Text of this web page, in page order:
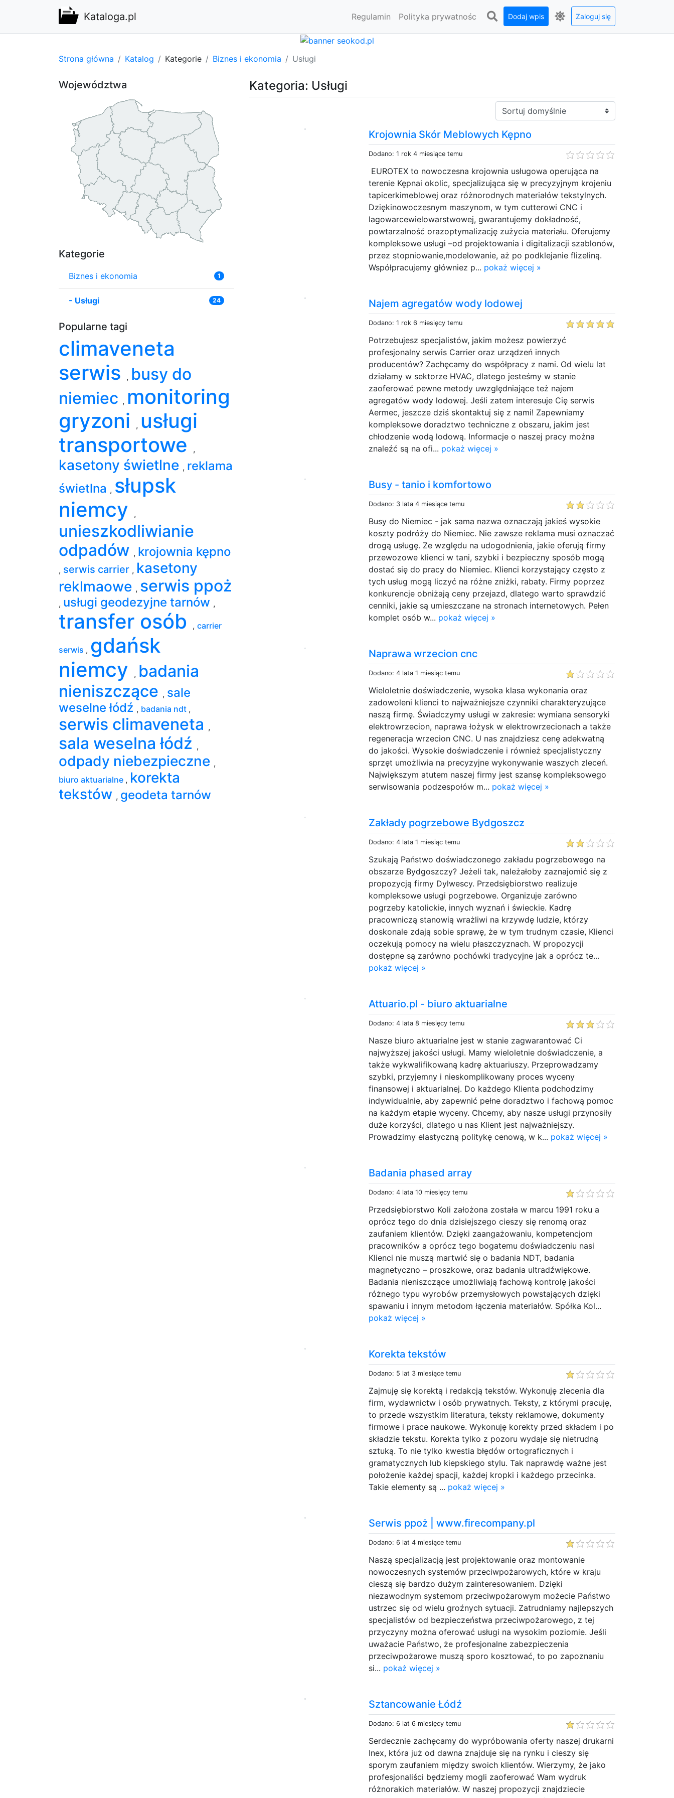
Kataloga.pl Regulamin Polityka prywatnośc Dodaj wpis Zaloguj się
Strona główna Katalog Kategorie Biznes i ekonomia Usługi
Kategoria: Usługi
Sortuj:
Krojownia Skór Meblowych Kępno
Dodano: 1 rok 4 miesiące temu
EUROTEX to nowoczesna krojownia usługowa operująca na
terenie Kępnai okolic, specjalizująca się w precyzyjnym krojeniu
tapicerkimeblowej oraz różnorodnych materiałów tekstylnych.
Dziękinowoczesnym maszynom, w tym cutterowi CNC i
lagowarcewielowarstwowej, gwarantujemy dokładność,
powtarzalność orazoptymalizację zużycia materiału. Oferujemy
kompleksowe usługi –od projektowania i digitalizacji szablonów,
przez stopniowanie,modelowanie, aż po podklejanie flizeliną.
Współpracujemy główniez p... pokaż więcej »
Najem agregatów wody lodowej
Dodano: 1 rok 6 miesięcy temu
Potrzebujesz specjalistów, jakim możesz powierzyć
profesjonalny serwis Carrier oraz urządzeń innych
producentów? Zachęcamy do współpracy z nami. Od wielu lat
działamy w sektorze HVAC, dlatego jesteśmy w stanie
zaoferować pewne metody uwzględniające też najem
agregatów wody lodowej. Jeśli zatem interesuje Cię serwis
Aermec, jeszcze dziś skontaktuj się z nami! Zapewniamy
kompleksowe doradztwo techniczne z obszaru, jakim jest
chłodzenie wodą lodową. Informacje o naszej pracy można
znaleźć są na ofi... pokaż więcej »
Busy - tanio i komfortowo
Dodano: 3 lata 4 miesiące temu
Busy do Niemiec - jak sama nazwa oznaczają jakieś wysokie
koszty podróży do Niemiec. Nie zawsze reklama musi oznaczać
drogą usługę. Ze względu na udogodnienia, jakie oferują firmy
przewozowe klienci w tani, szybki i bezpieczny sposób mogą
dostać się do pracy do Niemiec. Klienci korzystający często z
tych usług mogą liczyć na różne zniżki, rabaty. Firmy poprzez
konkurencje obniżają ceny przejazd, dlatego warto sprawdzić
cenniki, jakie są umieszczane na stronach internetowych. Pełen
komplet osób w... pokaż więcej »
Naprawa wrzecion cnc
Dodano: 4 lata 1 miesiąc temu
Wieloletnie doświadczenie, wysoka klasa wykonania oraz
zadowoleni klienci to najważniejsze czynniki charakteryzujące
naszą firmę. Świadczymy usługi w zakresie: wymiana sensoryki
elektrowrzecion, naprawa łożysk w elektrowrzecionach a także
regeneracja wrzecion CNC. U nas znajdziesz cenę adekwatną
do jakości. Wysokie doświadczenie i również specjalistyczny
sprzęt umożliwia na precyzyjne wykonywanie waszych zleceń.
Największym atutem naszej firmy jest szansę kompleksowego
serwisowania podzespołów m... pokaż więcej »
Zakłady pogrzebowe Bydgoszcz
Dodano: 4 lata 1 miesiąc temu
Szukają Państwo doświadczonego zakładu pogrzebowego na
obszarze Bydgoszczy? Jeżeli tak, należałoby zaznajomić się z
propozycją firmy Dylwescy. Przedsiębiorstwo realizuje
kompleksowe usługi pogrzebowe. Organizuje zarówno
pogrzeby katolickie, innych wyznań i świeckie. Kadrę
pracowniczą stanowią wrażliwi na krzywdę ludzie, którzy
doskonale zdają sobie sprawę, że w tym trudnym czasie, Klienci
oczekują pomocy na wielu płaszczyznach. W propozycji
dostępne są zarówno pochówki tradycyjne jak a oprócz te...
pokaż więcej »
Attuario.pl - biuro aktuarialne
Dodano: 4 lata 8 miesięcy temu
Nasze biuro aktuarialne jest w stanie zagwarantować Ci
najwyższej jakości usługi. Mamy wieloletnie doświadczenie, a
także wykwalifikowaną kadrę aktuariuszy. Przeprowadzamy
szybki, przyjemny i nieskomplikowany proces wyceny
finansowej i aktuarialnej. Do każdego Klienta podchodzimy
indywidualnie, aby zapewnić pełne doradztwo i fachową pomoc
na każdym etapie wyceny. Chcemy, aby nasze usługi przynosiły
duże korzyści, dlatego u nas Klient jest najważniejszy.
Prowadzimy elastyczną politykę cenową, w k... pokaż więcej »
Badania phased array
Dodano: 4 lata 10 miesięcy temu
Przedsiębiorstwo Koli założona została w marcu 1991 roku a
oprócz tego do dnia dzisiejszego cieszy się renomą oraz
zaufaniem klientów. Dzięki zaangażowaniu, kompetencjom
pracowników a oprócz tego bogatemu doświadczeniu nasi
Klienci nie muszą martwić się o badania NDT, badania
magnetyczno – proszkowe, oraz badania ultradźwiękowe.
Badania nieniszczące umożliwiają fachową kontrolę jakości
różnego typu wyrobów przemysłowych powstających dzięki
spawaniu i innym metodom łączenia materiałów. Spółka Kol...
pokaż więcej »
Korekta tekstów
Dodano: 5 lat 3 miesiące temu
Zajmuję się korektą i redakcją tekstów. Wykonuję zlecenia dla
firm, wydawnictw i osób prywatnych. Teksty, z którymi pracuję,
to przede wszystkim literatura, teksty reklamowe, dokumenty
firmowe i prace naukowe. Wykonuję korekty przed składem i po
składzie tekstu. Korekta tylko z pozoru wydaje się nietrudną
sztuką. To nie tylko kwestia błędów ortograficznych i
gramatycznych lub kiepskiego stylu. Tak naprawdę ważne jest
położenie każdej spacji, każdej kropki i każdego przecinka.
Takie elementy są ... pokaż więcej »
Serwis ppoż | www.firecompany.pl
Dodano: 6 lat 4 miesiące temu
Naszą specjalizacją jest projektowanie oraz montowanie
nowoczesnych systemów przeciwpożarowych, które w kraju
cieszą się bardzo dużym zainteresowaniem. Dzięki
niezawodnym systemom przeciwpożarowym możecie Państwo
ustrzec się od wielu groźnych sytuacji. Zatrudniamy najlepszych
specjalistów od bezpieczeństwa przeciwpożarowego, z tej
przyczyny można oferować usługi na wysokim poziomie. Jeśli
uważacie Państwo, że profesjonalne zabezpieczenia
przeciwpożarowe muszą sporo kosztować, to po zapoznaniu
si... pokaż więcej »
Sztancowanie Łódź
Dodano: 6 lat 6 miesięcy temu
Serdecznie zachęcamy do wypróbowania oferty naszej drukarni
Inex, która już od dawna znajduje się na rynku i cieszy się
sporym zaufaniem między swoich klientów. Wierzymy, że jako
profesjonaliści będziemy mogli zaoferować Wam wydruk
różnorakich materiałów. W naszej propozycji znajdziecie
Województwa
Kategorie
Biznes i ekonomia 1
- Usługi 24
Popularne tagi
climaveneta
serwis
, busy do
niemiec , monitoring
gryzoni
, usługi
transportowe
,
kasetony świetlne , reklama
świetlna , słupsk
niemcy
,
unieszkodliwianie
odpadów , krojownia kępno
, serwis carrier , kasetony
reklmaowe , serwis ppoż
, usługi geodezyjne tarnów ,
transfer osób , carrier
serwis , gdańsk
niemcy
, badania
nieniszczące , sale
weselne łódź , badania ndt ,
serwis climaveneta ,
sala weselna łódź ,
odpady niebezpieczne ,
biuro aktuarialne , korekta
tekstów , geodeta tarnów